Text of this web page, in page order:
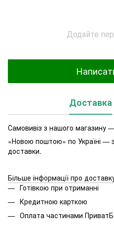
Додайте
Доставка
Самовивіз з нашого магазину
«Новою поштою» по Україні —
доставки.
Більше інформації про
Готівкою при отриманні
Кредитною карткою
Оплата частинами